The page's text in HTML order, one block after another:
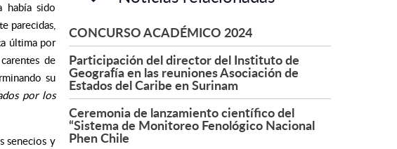
había sido
parecidas,
última por
de
su
por los
senecios y
CONCURSO ACADÉMICO 2024
Participación del director del Instituto de
Geografía en las reuniones Asociación de
Estados del Caribe en Surinam
Ceremonia de lanzamiento científico del
“Sistema de Monitoreo Fenológico Nacional
Phen Chile